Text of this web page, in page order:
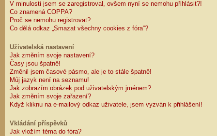
V minulosti jsem se zaregistroval, ovšem nyní se nemohu přihlásit?!
Co znamená COPPA?
Proč se nemohu registrovat?
Co dělá odkaz „Smazat všechny cookies z fóra“?
Uživatelská nastavení
Jak změním svoje nastavení?
Časy jsou špatně!
Změnil jsem časové pásmo, ale je to stále špatně!
Můj jazyk není na seznamu!
Jak zobrazím obrázek pod uživatelským jménem?
Jak změním svoje zařazení?
Když kliknu na e-mailový odkaz uživatele, jsem vyzván k přihlášení!
Vkládání příspěvků
Jak vložím téma do fóra?